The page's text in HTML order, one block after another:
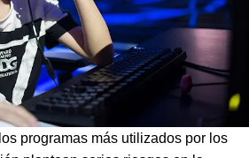
programas más utilizados por los